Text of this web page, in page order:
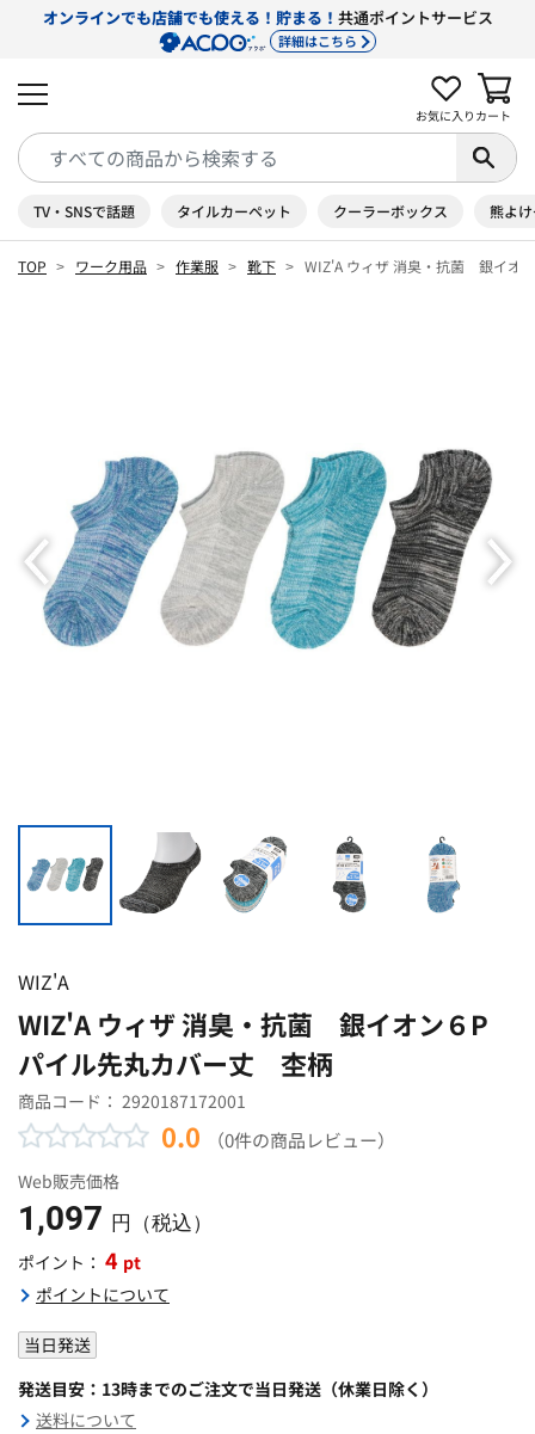
オンラインでも店舗でも使える！貯まる！ 共通ポイントサービス
詳細はこちら
お気に入り カート
TV・SNSで話題 タイルカーペット クーラーボックス 熊よ
TOP ワーク用品 作業服 靴下 WIZ'A ウィザ 消臭・抗菌 銀イオ
WIZ'A
WIZ'A ウィザ 消臭・抗菌 銀イオン６P
パイル先丸カバー丈 杢柄
商品コード： 2920187172001
0.0 （0件の商品レビュー）
Web販売価格
1,097 円（税込）
ポイント： 4 pt
ポイントについて
当日発送
発送目安：13時までのご注文で当日発送（休業日除く）
送料について